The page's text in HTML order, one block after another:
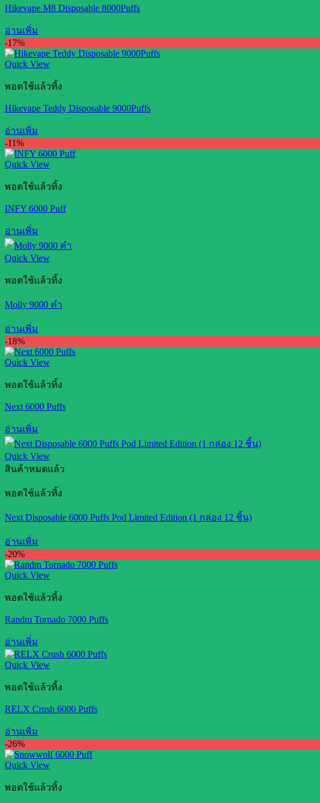
Hikevape M8 Disposable 8000Puffs
อ่านเพิ่ม
-17%
Quick View
พอตใช้แล้วทิ้ง
Hikevape Teddy Disposable 9000Puffs
อ่านเพิ่ม
-11%
Quick View
พอตใช้แล้วทิ้ง
INFY 6000 Puff
อ่านเพิ่ม
Quick View
พอตใช้แล้วทิ้ง
Molly 9000 คำ
อ่านเพิ่ม
-18%
Quick View
พอตใช้แล้วทิ้ง
Next 6000 Puffs
อ่านเพิ่ม
Quick View
สินค้าหมดแล้ว
พอตใช้แล้วทิ้ง
Next Disposable 6000 Puffs Pod Limited Edition (1 กล่อง 12 ชิ้น)
อ่านเพิ่ม
-20%
Quick View
พอตใช้แล้วทิ้ง
Randm Tornado 7000 Puffs
อ่านเพิ่ม
Quick View
พอตใช้แล้วทิ้ง
RELX Crush 6000 Puffs
อ่านเพิ่ม
-26%
Quick View
พอตใช้แล้วทิ้ง